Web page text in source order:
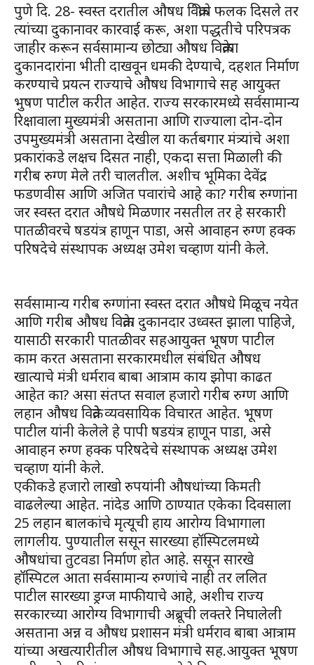
पुणे दि. 28- स्वस्त दरातील औषध विक्रीचे फलक दिसले तर
त्यांच्या दुकानावर कारवाई करू, अशा पद्धतीचे परिपत्रक
जाहीर करून सर्वसामान्य छोट्या औषध विक्रेत्या
दुकानदारांना भीती दाखवून धमकी देण्याचे, दहशत निर्माण
करण्याचे प्रयत्न राज्याचे औषध विभागाचे सह आयुक्त
भुषण पाटील करीत आहेत. राज्य सरकारमध्ये सर्वसामान्य
रिक्षावाला मुख्यमंत्री असताना आणि राज्याला दोन-दोन
उपमुख्यमंत्री असताना देखील या कर्तबगार मंत्र्यांचे अशा
प्रकारांकडे लक्षच दिसत नाही, एकदा सत्ता मिळाली की
गरीब रुग्ण मेले तरी चालतील. अशीच भूमिका देवेंद्र
फडणवीस आणि अजित पवारांचे आहे का? गरीब रुग्णांना
जर स्वस्त दरात औषधे मिळणार नसतील तर हे सरकारी
पातळीवरचे षडयंत्र हाणून पाडा, असे आवाहन रुग्ण हक्क
परिषदेचे संस्थापक अध्यक्ष उमेश चव्हाण यांनी केले.
सर्वसामान्य गरीब रुग्णांना स्वस्त दरात औषधे मिळूच नयेत
आणि गरीब औषध विक्रेता दुकानदार उध्वस्त झाला पाहिजे,
यासाठी सरकारी पातळीवर सहआयुक्त भूषण पाटील
काम करत असताना सरकारमधील संबंधित औषध
खात्याचे मंत्री धर्मराव बाबा आत्राम काय झोपा काढत
आहेत का? असा संतप्त सवाल हजारो गरीब रुग्ण आणि
लहान औषध विक्रेते व्यवसायिक विचारत आहेत. भूषण
पाटील यांनी केलेले हे पापी षडयंत्र हाणून पाडा, असे
आवाहन रुग्ण हक्क परिषदेचे संस्थापक अध्यक्ष उमेश
चव्हाण यांनी केले.
एकीकडे हजारो लाखो रुपयांनी औषधांच्या किमती
वाढलेल्या आहेत. नांदेड आणि ठाण्यात एकेका दिवसाला
25 लहान बालकांचे मृत्यूची हाय आरोग्य विभागाला
लागलीय. पुण्यातील ससून सारख्या हॉस्पिटलमध्ये
औषधांचा तुटवडा निर्माण होत आहे. ससून सारखे
हॉस्पिटल आता सर्वसामान्य रुग्णांचे नाही तर ललित
पाटील सारख्या ड्रग्ज माफीयाचे आहे, अशीच राज्य
सरकारच्या आरोग्य विभागाची अब्रूची लक्तरे निघालेली
असताना अन्न व औषध प्रशासन मंत्री धर्मराव बाबा आत्राम
यांच्या अखत्यारीतील औषध विभागाचे सह.आयुक्त भूषण